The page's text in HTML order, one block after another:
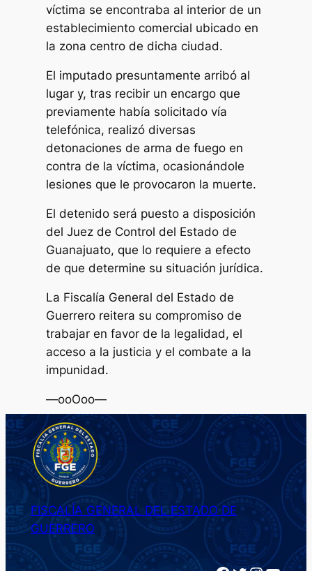
víctima se encontraba al interior de un
establecimiento comercial ubicado en
la zona centro de dicha ciudad.
El imputado presuntamente arribó al
lugar y, tras recibir un encargo que
previamente había solicitado vía
telefónica, realizó diversas
detonaciones de arma de fuego en
contra de la víctima, ocasionándole
lesiones que le provocaron la muerte.
El detenido será puesto a disposición
del Juez de Control del Estado de
Guanajuato, que lo requiere a efecto
de que determine su situación jurídica.
La Fiscalía General del Estado de
Guerrero reitera su compromiso de
trabajar en favor de la legalidad, el
acceso a la justicia y el combate a la
impunidad.
—ooOoo—
FISCALÍA GENERAL DEL ESTADO DE
GUERRERO